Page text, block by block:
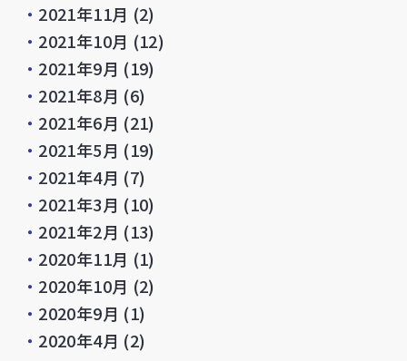
・ 2021年11月 (2)
・ 2021年10月 (12)
・ 2021年9月 (19)
・ 2021年8月 (6)
・ 2021年6月 (21)
・ 2021年5月 (19)
・ 2021年4月 (7)
・ 2021年3月 (10)
・ 2021年2月 (13)
・ 2020年11月 (1)
・ 2020年10月 (2)
・ 2020年9月 (1)
・ 2020年4月 (2)